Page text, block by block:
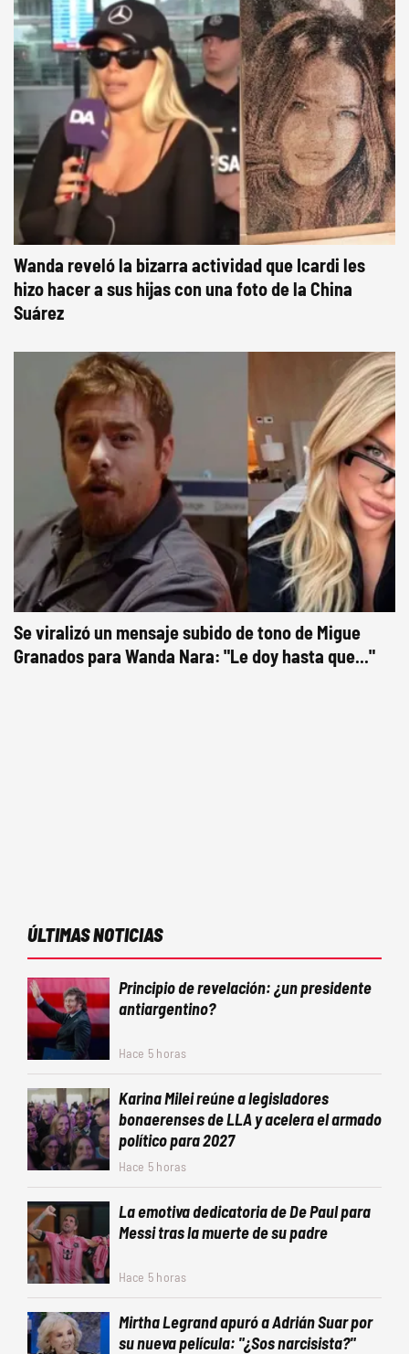
Wanda reveló la bizarra actividad que Icardi les
hizo hacer a sus hijas con una foto de la China
Suárez
Se viralizó un mensaje subido de tono de Migue
Granados para Wanda Nara: "Le doy hasta que..."
ÚLTIMAS NOTICIAS
Principio de revelación: ¿un presidente
antiargentino?
Hace 5 horas
Karina Milei reúne a legisladores
bonaerenses de LLA y acelera el armado
político para 2027
Hace 5 horas
La emotiva dedicatoria de De Paul para
Messi tras la muerte de su padre
Hace 5 horas
Mirtha Legrand apuró a Adrián Suar por
su nueva película: "¿Sos narcisista?"